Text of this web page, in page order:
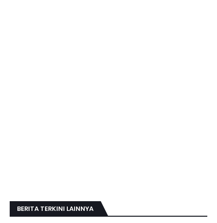
BERITA TERKINI LAINNYA